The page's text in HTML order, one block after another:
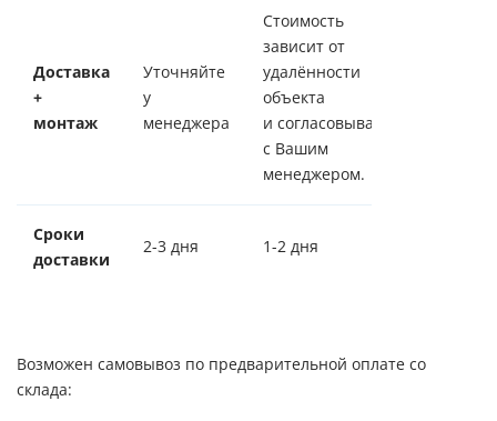
Доставка
+
монтаж
Уточняйте
у
менеджера
Стоимость
зависит от
удалённости
объекта
и согласовывается
с Вашим
менеджером.
Сроки
доставки
2-3 дня 1-2 дня
Возможен самовывоз по предварительной оплате со
склада: